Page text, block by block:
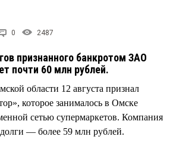
0 2487
признанного банкротом ЗАО
почти 60 млн рублей.
области 12 августа признал
которое занималось в Омске
сетью супермаркетов. Компания
— более 59 млн рублей.